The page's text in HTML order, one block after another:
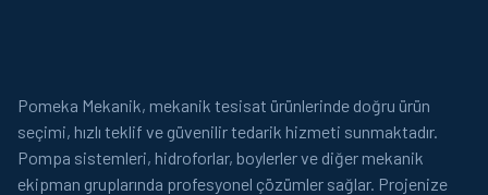
Pomeka Mekanik, mekanik tesisat ürünlerinde doğru ürün
seçimi, hızlı teklif ve güvenilir tedarik hizmeti sunmaktadır.
Pompa sistemleri, hidroforlar, boylerler ve diğer mekanik
ekipman gruplarında profesyonel çözümler sağlar. Projenize